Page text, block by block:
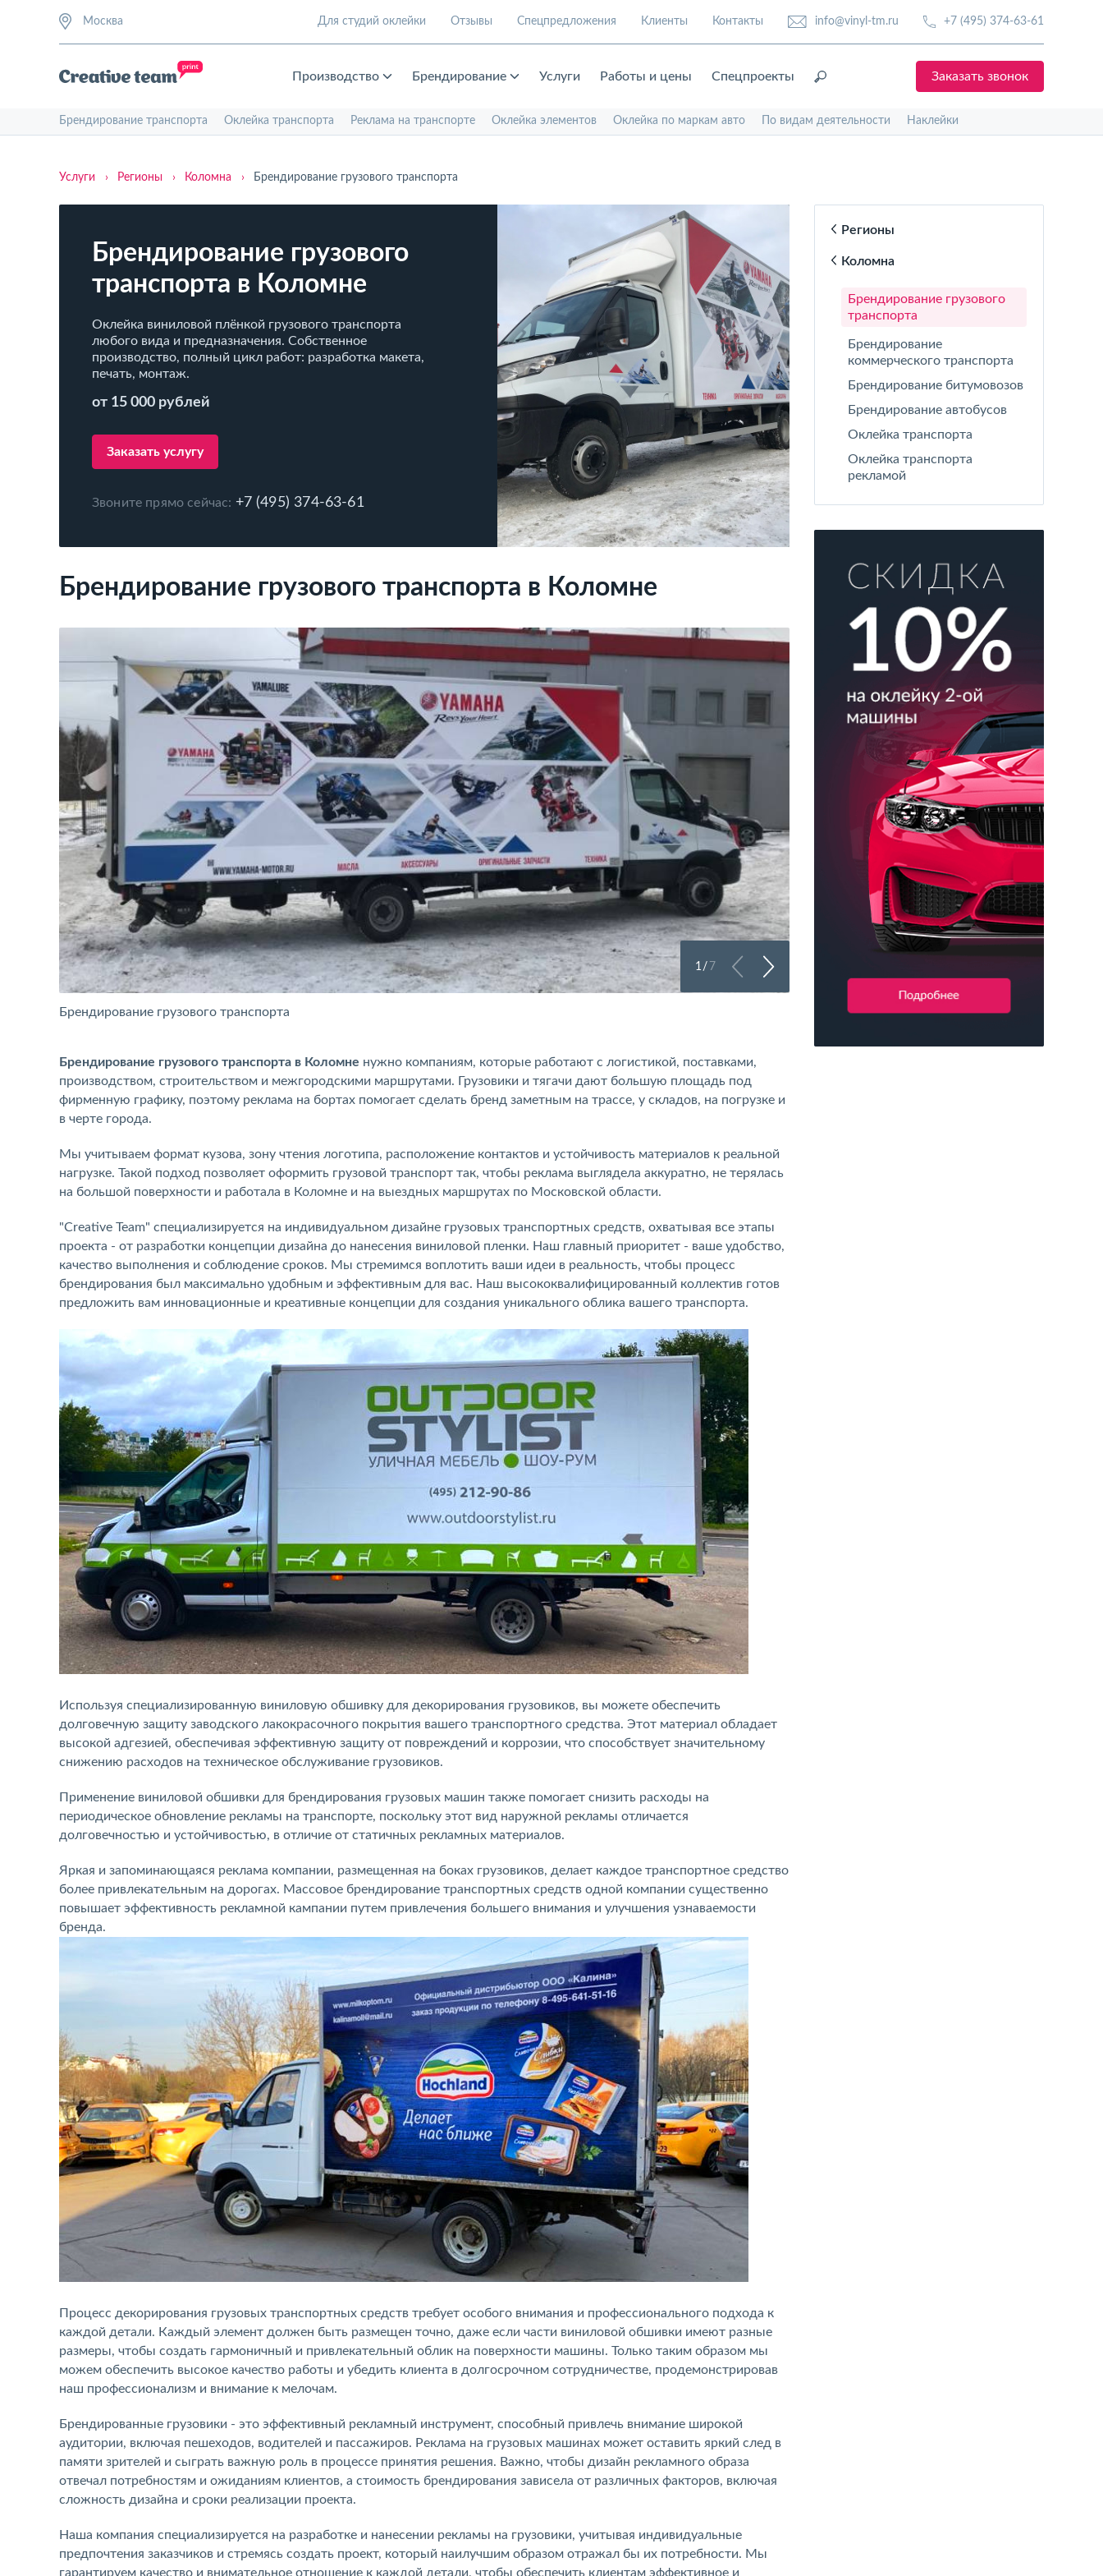
Москва Для студий оклейки Отзывы Спецпредложения Клиенты Контакты info@vinyl-tm.ru +7 (495) 374-63-61
Производство Брендирование Услуги Работы и цены Спецпроекты Заказать звонок
Брендирование транспорта Оклейка транспорта Реклама на транспорте Оклейка элементов Оклейка по маркам авто По видам деятельности Наклейки
Услуги › Регионы › Коломна › Брендирование грузового транспорта
Брендирование грузового
транспорта в Коломне
Оклейка виниловой плёнкой грузового транспорта
любого вида и предназначения. Собственное
производство, полный цикл работ: разработка макета,
печать, монтаж.
от 15 000 рублей
Заказать услугу
Звоните прямо сейчас: +7 (495) 374-63-61
Брендирование грузового транспорта в Коломне
Брендирование грузового транспорта Брендирование грузового транспорта
1/ 7
Брендирование грузового транспорта в Коломне нужно компаниям, которые работают с логистикой, поставками,
производством, строительством и межгородскими маршрутами. Грузовики и тягачи дают большую площадь под
фирменную графику, поэтому реклама на бортах помогает сделать бренд заметным на трассе, у складов, на погрузке и
в черте города.
Мы учитываем формат кузова, зону чтения логотипа, расположение контактов и устойчивость материалов к реальной
нагрузке. Такой подход позволяет оформить грузовой транспорт так, чтобы реклама выглядела аккуратно, не терялась
на большой поверхности и работала в Коломне и на выездных маршрутах по Московской области.
"Creative Team" специализируется на индивидуальном дизайне грузовых транспортных средств, охватывая все этапы
проекта - от разработки концепции дизайна до нанесения виниловой пленки. Наш главный приоритет - ваше удобство,
качество выполнения и соблюдение сроков. Мы стремимся воплотить ваши идеи в реальность, чтобы процесс
брендирования был максимально удобным и эффективным для вас. Наш высококвалифицированный коллектив готов
предложить вам инновационные и креативные концепции для создания уникального облика вашего транспорта.
Используя специализированную виниловую обшивку для декорирования грузовиков, вы можете обеспечить
долговечную защиту заводского лакокрасочного покрытия вашего транспортного средства. Этот материал обладает
высокой адгезией, обеспечивая эффективную защиту от повреждений и коррозии, что способствует значительному
снижению расходов на техническое обслуживание грузовиков.
Применение виниловой обшивки для брендирования грузовых машин также помогает снизить расходы на
периодическое обновление рекламы на транспорте, поскольку этот вид наружной рекламы отличается
долговечностью и устойчивостью, в отличие от статичных рекламных материалов.
Яркая и запоминающаяся реклама компании, размещенная на боках грузовиков, делает каждое транспортное средство
более привлекательным на дорогах. Массовое брендирование транспортных средств одной компании существенно
повышает эффективность рекламной кампании путем привлечения большего внимания и улучшения узнаваемости
бренда.
Процесс декорирования грузовых транспортных средств требует особого внимания и профессионального подхода к
каждой детали. Каждый элемент должен быть размещен точно, даже если части виниловой обшивки имеют разные
размеры, чтобы создать гармоничный и привлекательный облик на поверхности машины. Только таким образом мы
можем обеспечить высокое качество работы и убедить клиента в долгосрочном сотрудничестве, продемонстрировав
наш профессионализм и внимание к мелочам.
Брендированные грузовики - это эффективный рекламный инструмент, способный привлечь внимание широкой
аудитории, включая пешеходов, водителей и пассажиров. Реклама на грузовых машинах может оставить яркий след в
памяти зрителей и сыграть важную роль в процессе принятия решения. Важно, чтобы дизайн рекламного образа
отвечал потребностям и ожиданиям клиентов, а стоимость брендирования зависела от различных факторов, включая
сложность дизайна и сроки реализации проекта.
Наша компания специализируется на разработке и нанесении рекламы на грузовики, учитывая индивидуальные
предпочтения заказчиков и стремясь создать проект, который наилучшим образом отражал бы их потребности. Мы
гарантируем качество и внимательное отношение к каждой детали, чтобы обеспечить клиентам эффективное и
Регионы
Коломна
Брендирование грузового
транспорта
Брендирование
коммерческого транспорта
Брендирование битумовозов
Брендирование автобусов
Оклейка транспорта
Оклейка транспорта
рекламой